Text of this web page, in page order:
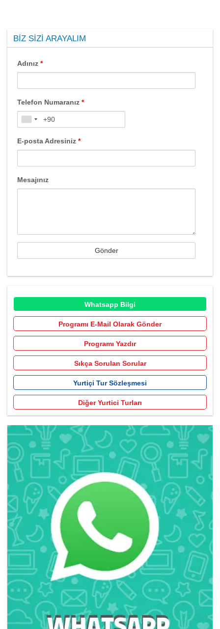
BIZ SIZI ARAYALIM
Adınız *
Telefon Numaranız *
E-posta Adresiniz *
Mesajınız
Whatsapp Bilgi
Programı E-Mail Olarak Gönder
Programı Yazdır
Sıkça Sorulan Sorular
Yurtiçi Tur Sözleşmesi
Diğer Yurtici Turları